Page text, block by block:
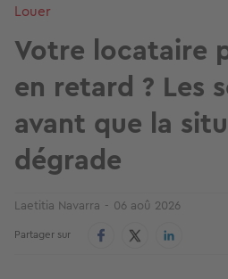
Louer
Votre locataire
en retard ? Les
avant que la
dégrade
Laetitia Navarra 06 aoû 2026
Partager sur